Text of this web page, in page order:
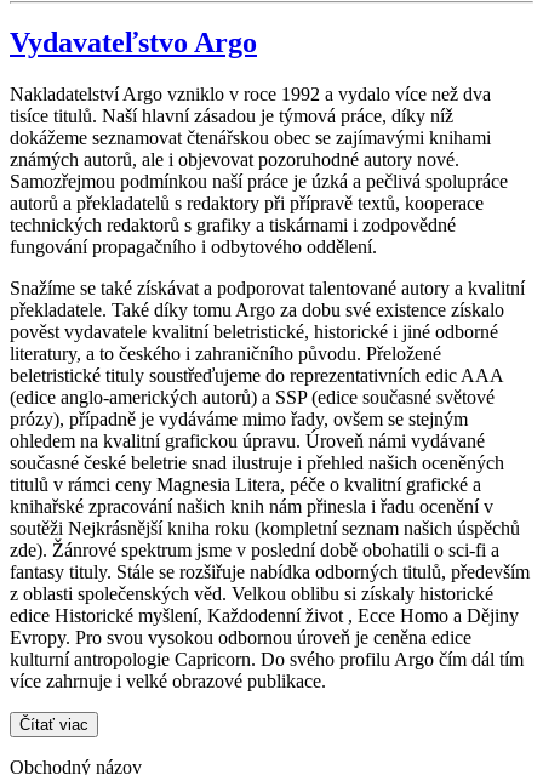
Vydavateľstvo Argo
Nakladatelství Argo vzniklo v roce 1992 a vydalo více než dva
tisíce titulů. Naší hlavní zásadou je týmová práce, díky níž
dokážeme seznamovat čtenářskou obec se zajímavými knihami
známých autorů, ale i objevovat pozoruhodné autory nové.
Samozřejmou podmínkou naší práce je úzká a pečlivá spolupráce
autorů a překladatelů s redaktory při přípravě textů, kooperace
technických redaktorů s grafiky a tiskárnami i zodpovědné
fungování propagačního i odbytového oddělení.
Snažíme se také získávat a podporovat talentované autory a kvalitní
překladatele. Také díky tomu Argo za dobu své existence získalo
pověst vydavatele kvalitní beletristické, historické i jiné odborné
literatury, a to českého i zahraničního původu. Přeložené
beletristické tituly soustřeďujeme do reprezentativních edic AAA
(edice anglo-amerických autorů) a SSP (edice současné světové
prózy), případně je vydáváme mimo řady, ovšem se stejným
ohledem na kvalitní grafickou úpravu. Úroveň námi vydávané
současné české beletrie snad ilustruje i přehled našich oceněných
titulů v rámci ceny Magnesia Litera, péče o kvalitní grafické a
knihařské zpracování našich knih nám přinesla i řadu ocenění v
soutěži Nejkrásnější kniha roku (kompletní seznam našich úspěchů
zde). Žánrové spektrum jsme v poslední době obohatili o sci-fi a
fantasy tituly. Stále se rozšiřuje nabídka odborných titulů, především
z oblasti společenských věd. Velkou oblibu si získaly historické
edice Historické myšlení, Každodenní život , Ecce Homo a Dějiny
Evropy. Pro svou vysokou odbornou úroveň je ceněna edice
kulturní antropologie Capricorn. Do svého profilu Argo čím dál tím
více zahrnuje i velké obrazové publikace.
Čítať viac
Obchodný názov